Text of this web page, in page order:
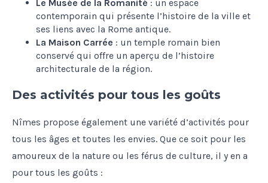
Le Musée de la Romanité : un espace
contemporain qui présente l’histoire de la ville et
ses liens avec la Rome antique.
La Maison Carrée : un temple romain bien
conservé qui offre un aperçu de l’histoire
architecturale de la région.
Des activités pour tous les goûts
Nîmes propose également une variété d’activités pour
tous les âges et toutes les envies. Que ce soit pour les
amoureux de la nature ou les férus de culture, il y en a
pour tous les goûts :